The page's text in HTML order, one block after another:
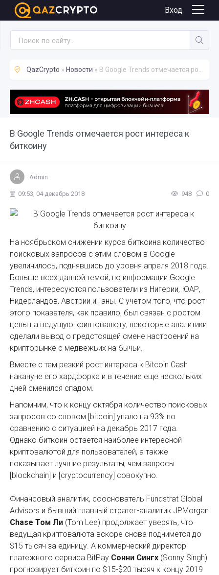
Вход
QazCrypto » Новости » В Google Trends отмечается рост интереса к биткоину
В Google Trends отмечается рост интереса к
биткоину
Новости
Admin
09:53, 04 декабрь 2018 948 0
На ноябрьском снижении курса биткоина количество
поисковых запросов с этим словом в Google
увеличилось, поднявшись до уровня апреля 2018 года.
Больше всех данной темой, по информации Google
Trends, интересуются пользователи из Нигерии, ЮАР,
Нидерландов, Австрии и Ганы. С учетом того, что рост
этого показателя, как правило, был связан с ростом
цены на ведущую криптовалюту, некоторые аналитики
сделали вывод о предстоящей смене настроений на
крипторынке с медвежьих на бычьи.
Вместе с тем резкий рост интереса к Bitcoin Cash
накануне его хардфорка и в течение еще нескольких
дней сменился спадом.
Напомним, что к концу октября количество поисковых
запросов со словом [bitcoin] упало на 93% по
сравнению с ситуацией на декабрь 2017 года.
Однако биткоин остается наиболее интересной
криптовалютой для пользователей, а также
показывает лучшие результаты, чем запросы
[blockchain] и [сryptocurrency] совокупно.
Финансовый аналитик, сооснователь Fundstrat Global
Advisors и бывший главный стратег-аналитик JPMorgan
Chase Том Ли (Tom Lee) продолжает уверять, что
ведущая криптовалюта вскоре снова поднимется до
$15 тысяч за единицу. А коммерческий директор
платежного сервиса BitPay Сонни Сингх (Sonny Singh)
прогнозирует биткоин по $15-$20 тысяч к концу 2019